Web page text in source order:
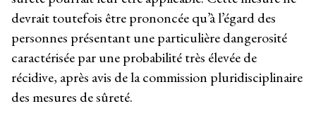
devrait toutefois être prononcée qu’à l’égard des
personnes présentant une particulière dangerosité
caractérisée par une probabilité très élevée de
récidive, après avis de la commission pluridisciplinaire
des mesures de sûreté.